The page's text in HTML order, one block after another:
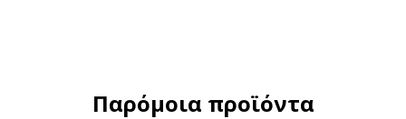
Παρόμοια προϊόντα